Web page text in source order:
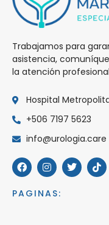
Trabajamos para
asistencia,
la atención
Hospital
+506 7197 5623
info@urologia.care
PAGINAS: